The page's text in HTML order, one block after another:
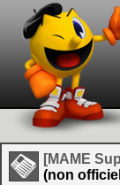
[MAME
(non